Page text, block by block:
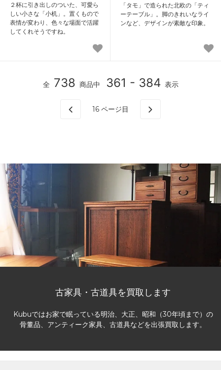
２杯に引き出しのついた、可愛ら
しい小さな「小机」。置くもので
表情が変わり、色々な場面で活躍
してくれそうですね。
「タモ」で造られた北欧の「ティ
ーテーブル」。脚のきれいなライ
ンなど、デザインが素敵な印象。
全 738 商品中 361 - 384 表示
16 ページ目
古家具・古道具を買取します
Kubuではお家で眠っている明治、大正、昭和（30年頃まで）の
骨董品、アンティーク家具、古道具などを出張買取します。